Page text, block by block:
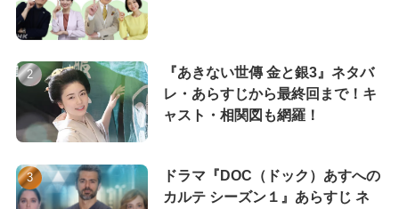
『あきない世傳 金と銀3』ネタバ
レ・あらすじから最終回まで！キ
ャスト・相関図も網羅！
ドラマ『DOC（ドック）あすへの
カルテ シーズン１』あらすじ ネ